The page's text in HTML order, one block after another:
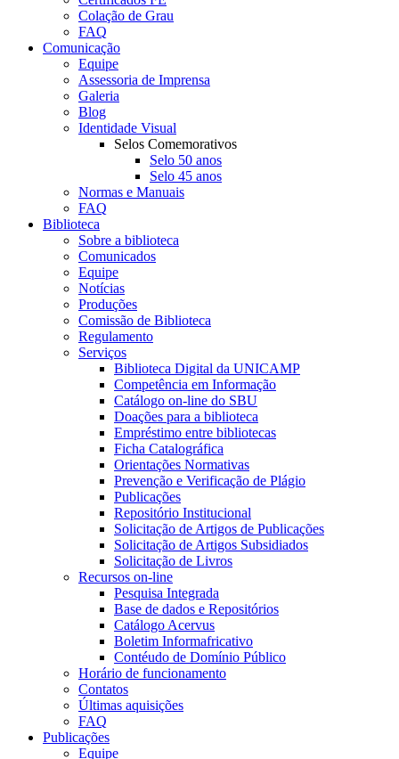
Colação de Grau
FAQ
Comunicação
Equipe
Assessoria de Imprensa
Galeria
Blog
Identidade Visual
Selos Comemorativos
Selo 50 anos
Selo 45 anos
Normas e Manuais
FAQ
Biblioteca
Sobre a biblioteca
Comunicados
Equipe
Notícias
Produções
Comissão de Biblioteca
Regulamento
Serviços
Biblioteca Digital da UNICAMP
Competência em Informação
Catálogo on-line do SBU
Doações para a biblioteca
Empréstimo entre bibliotecas
Ficha Catalográfica
Orientações Normativas
Prevenção e Verificação de Plágio
Publicações
Repositório Institucional
Solicitação de Artigos de Publicações
Solicitação de Artigos Subsidiados
Solicitação de Livros
Recursos on-line
Pesquisa Integrada
Base de dados e Repositórios
Catálogo Acervus
Boletim Informafricativo
Contéudo de Domínio Público
Horário de funcionamento
Contatos
Últimas aquisições
FAQ
Publicações
Equipe